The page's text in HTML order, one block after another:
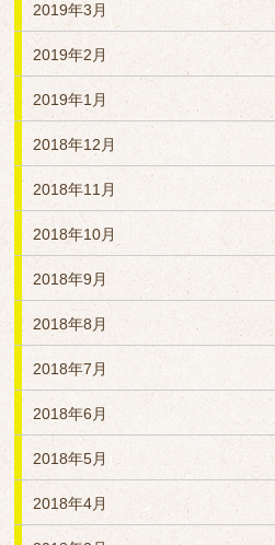
2019年3月
2019年2月
2019年1月
2018年12月
2018年11月
2018年10月
2018年9月
2018年8月
2018年7月
2018年6月
2018年5月
2018年4月